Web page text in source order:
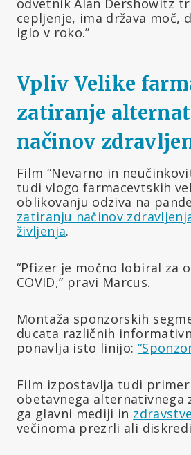
cepljenje, ima država moč,
iglo v roko.”
Vpliv Velike
zatiranje
načinov
Film “Nevarno in
tudi vlogo farmacevtskih
oblikovanju odziva na
zatiranju načinov
življenja.
“Pfizer je močno lobiral za
COVID,” pravi Marcus.
Montaža sponzorskih
ducata različnih
ponavlja isto linijo:
Film izpostavlja tudi primer
obetavnega alternativnega
ga glavni mediji in
večinoma prezrli ali